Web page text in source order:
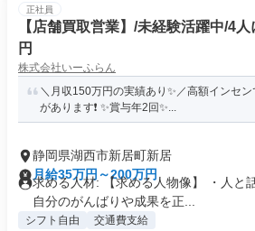
正社員
【店舗買取営業】/未経験活躍中/4
円
株式会社いーふらん
＼月収150万円の実績あり✨／高額インセ
があります❗ ✨賞与年2回✨...
静岡県湖西市新居町新居
月給35万円～200万円
求める人材: 【求める人物像】 ・人と
自分のがんばりや成果を正...
シフト自由 交通費支給